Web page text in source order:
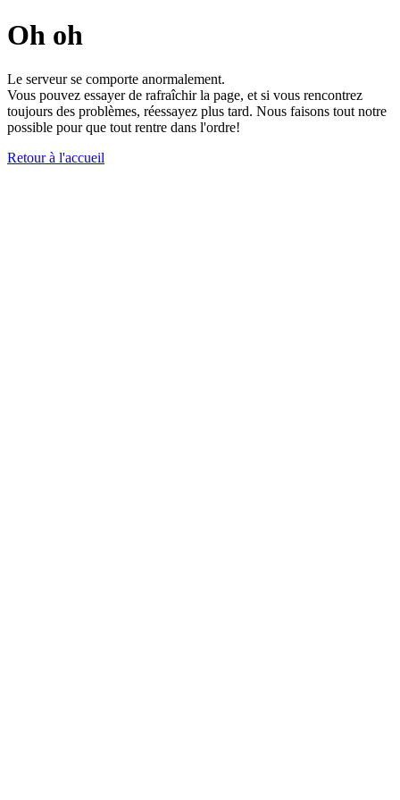
Oh oh
Le serveur se comporte anormalement.
Vous pouvez essayer de rafraîchir la page, et si vous rencontrez
toujours des problèmes, réessayez plus tard. Nous faisons tout notre
possible pour que tout rentre dans l'ordre!
Retour à l'accueil